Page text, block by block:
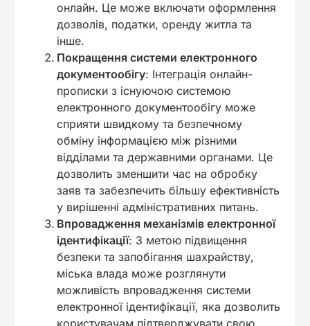
онлайн. Це може включати оформлення
дозволів, податки, оренду житла та
інше.
Покращення системи електронного
документообігу: Інтеграція онлайн-
прописки з існуючою системою
електронного документообігу може
сприяти швидкому та безпечному
обміну інформацією між різними
відділами та державними органами. Це
дозволить зменшити час на обробку
заяв та забезпечить більшу ефективність
у вирішенні адміністративних питань.
Впровадження механізмів електронної
ідентифікації: З метою підвищення
безпеки та запобігання шахрайству,
міська влада може розглянути
можливість впровадження системи
електронної ідентифікації, яка дозволить